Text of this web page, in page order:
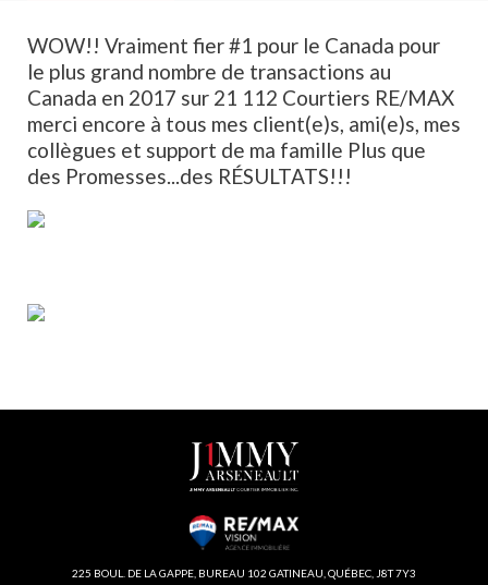
WOW!! Vraiment fier #1 pour le Canada pour
le plus grand nombre de transactions au
Canada en 2017 sur 21 112 Courtiers RE/MAX
merci encore à tous mes client(e)s, ami(e)s, mes
collègues et support de ma famille Plus que
des Promesses...des RÉSULTATS!!!
225 BOUL. DE LA GAPPE, BUREAU 102 GATINEAU, QUÉBEC, J8T 7Y3